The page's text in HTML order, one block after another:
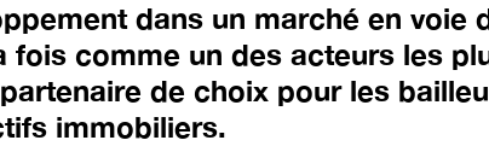
dans un marché en voie
fois comme un des acteurs les
de choix pour les
immobiliers.